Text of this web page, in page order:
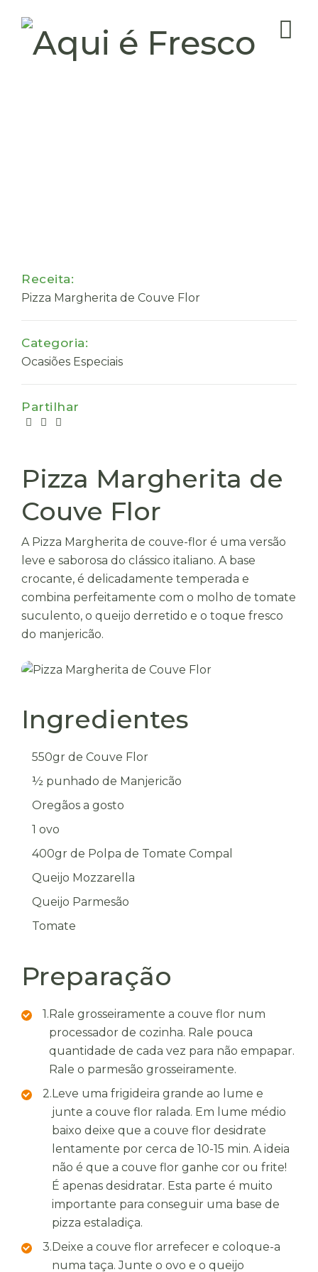
Receita:
Pizza Margherita de Couve Flor
Categoria:
Ocasiões Especiais
Partilhar
Pizza Margherita de
Couve Flor
A Pizza Margherita de couve-flor é uma versão
leve e saborosa do clássico italiano. A base
crocante, é delicadamente temperada e
combina perfeitamente com o molho de tomate
suculento, o queijo derretido e o toque fresco
do manjericão.
Ingredientes
550gr de Couve Flor
½ punhado de Manjericão
Oregãos a gosto
1 ovo
400gr de Polpa de Tomate Compal
Queijo Mozzarella
Queijo Parmesão
Tomate
Preparação
1.Rale grosseiramente a couve flor num
processador de cozinha. Rale pouca
quantidade de cada vez para não empapar.
Rale o parmesão grosseiramente.
2.Leve uma frigideira grande ao lume e
junte a couve flor ralada. Em lume médio
baixo deixe que a couve flor desidrate
lentamente por cerca de 10-15 min. A ideia
não é que a couve flor ganhe cor ou frite!
É apenas desidratar. Esta parte é muito
importante para conseguir uma base de
pizza estaladiça.
3.Deixe a couve flor arrefecer e coloque-a
numa taça. Junte o ovo e o queijo